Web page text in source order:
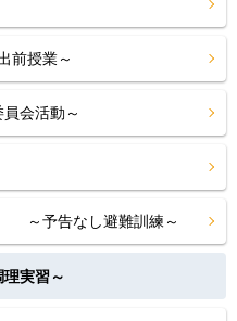
授業～
会活動～
～予告なし避難訓練～
実習～